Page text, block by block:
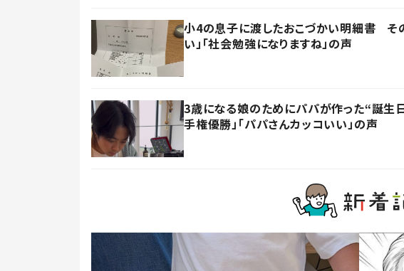
小4の息子に渡したおこづかい明細書 そ
い」「社会勉強になりますね」の声
3歳になる娘のためにパパが作った“誕
手権優勝」「パパさんカッコいい」の声